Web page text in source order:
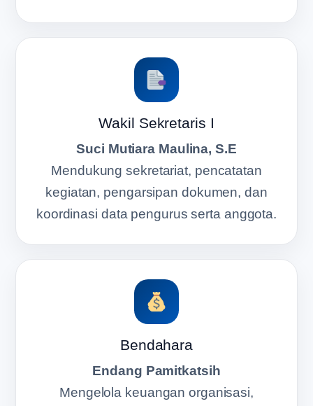
Wakil Sekretaris I
Suci Mutiara Maulina, S.E
Mendukung sekretariat, pencatatan
kegiatan, pengarsipan dokumen, dan
koordinasi data pengurus serta anggota.
Bendahara
Endang Pamitkatsih
Mengelola keuangan organisasi,